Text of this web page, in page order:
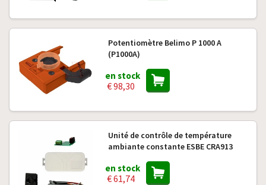
Potentiomètre Belimo P 1000 A
(P1000A)
en stock
€ 98,30
Unité de contrôle de température
ambiante constante ESBE CRA913
en stock
€ 61,74